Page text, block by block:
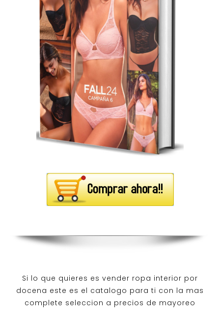
Si lo que quieres es vender ropa interior por
docena este es el catalogo para ti con la mas
complete seleccion a precios de mayoreo